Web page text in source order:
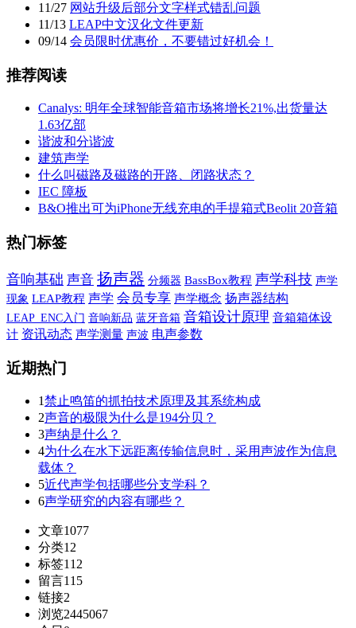
11/27 网站升级后部分文字样式错乱问题
11/13 LEAP中文汉化文件更新
09/14 会员限时优惠价，不要错过好机会！
推荐阅读
Canalys: 明年全球智能音箱市场将增长21%,出货量达
1.63亿部
谐波和分谐波
建筑声学
什么叫磁路及磁路的开路、闭路状态？
IEC 障板
B&O推出可为iPhone无线充电的手提箱式Beolit 20音箱
热门标签
音响基础 声音 扬声器 分频器 BassBox教程 声学科技 声学
现象 LEAP教程 声学 会员专享 声学概念 扬声器结构
LEAP_ENC入门 音响新品 蓝牙音箱 音箱设计原理 音箱箱体设
计 资讯动态 声学测量 声波 电声参数
近期热门
1禁止鸣笛的抓拍技术原理及其系统构成
2声音的极限为什么是194分贝？
3声纳是什么？
4为什么在水下远距离传输信息时，采用声波作为信息
载体？
5近代声学包括哪些分支学科？
6声学研究的内容有哪些？
文章1077
分类12
标签112
留言115
链接2
浏览2445067